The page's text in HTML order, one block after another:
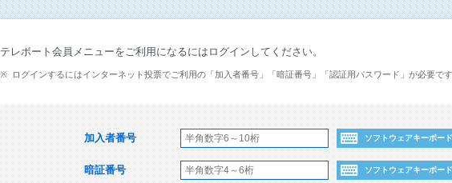
テレボート会員メニューをご利用になるにはログインしてください。
ログインするにはインターネット投票でご利用の「加入者番号」「暗証番号」「認証用パスワード」が必要です
加入者番号 ソフトウェアキーボード
暗証番号 ソフトウェアキーボード